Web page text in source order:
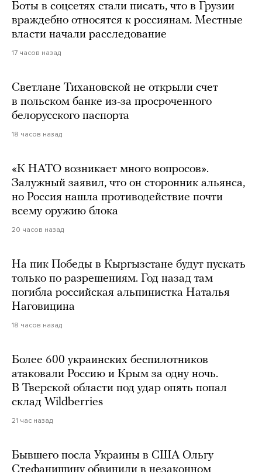
Боты в соцсетях стали писать, что в Грузии
враждебно относятся к россиянам. Местные
власти начали расследование
17 часов назад
Светлане Тихановской не открыли счет
в польском банке из-за просроченного
белорусского паспорта
18 часов назад
«К НАТО возникает много вопросов».
Залужный заявил, что он сторонник альянса,
но Россия нашла противодействие почти
всему оружию блока
20 часов назад
На пик Победы в Кыргызстане будут пускать
только по разрешениям. Год назад там
погибла российская альпинистка Наталья
Наговицина
18 часов назад
Более 600 украинских беспилотников
атаковали Россию и Крым за одну ночь.
В Тверской области под удар опять попал
склад Wildberries
21 час назад
Бывшего посла Украины в США Ольгу